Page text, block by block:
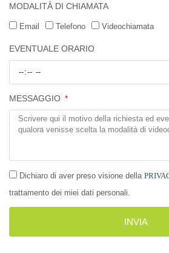
MODALITÀ DI CHIAMATA
Email Telefono Videochiamata
EVENTUALE ORARIO
MESSAGGIO
Dichiaro di aver preso visione della
trattamento dei miei dati personali.
INVIA